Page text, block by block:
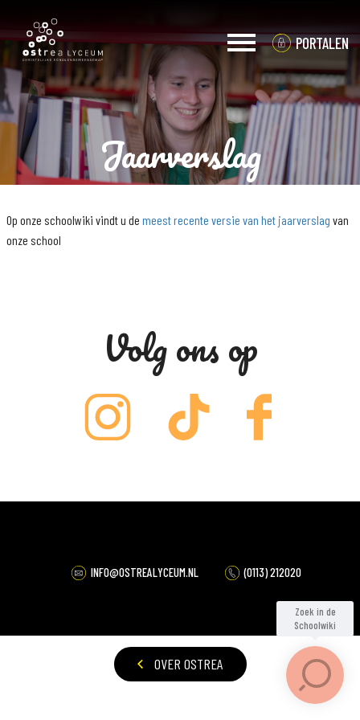
OVER OSTREA
OVER OSTREA
ACTUEEL
VACATURES
MEDIA
JAARDOEL 2024-2025
PORTALEN
Jaarverslag
Op onze schoolwiki vindt u de meest recente versie van het jaarverslag van
onze school
Volg ons op
INFO@OSTREALYCEUM.NL (0113) 212020